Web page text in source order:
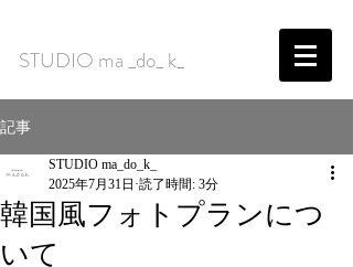
​STUDIO ma _do_ k_
記事
韓国風フォトプランにつ
いて
STUDIO ma_do_k_
2025年7月31日 読了時間: 3分